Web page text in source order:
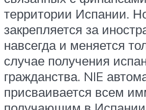
территории Испании.
закрепляется за
навсегда и меняется
случае получения
гражданства. NIE
присваивается всем